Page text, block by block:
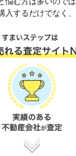
入するだけでなく